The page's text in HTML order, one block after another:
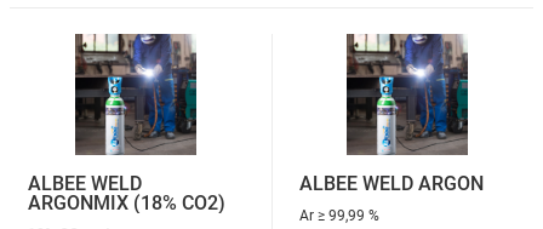
ALBEE WELD
ARGONMIX (18% CO2)
ALBEE WELD ARGON
Ar ≥ 99,99 %